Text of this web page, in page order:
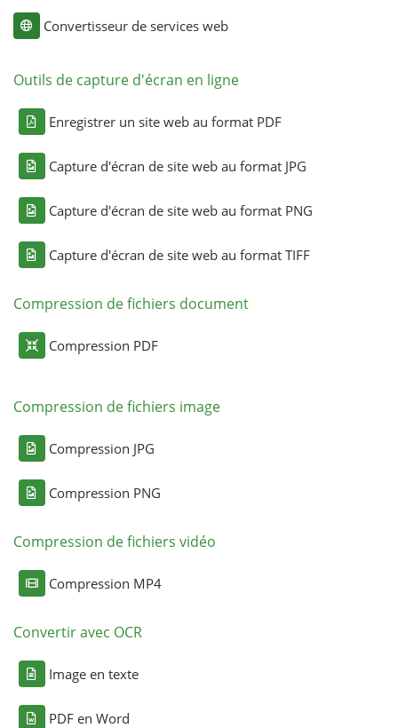
Convertisseur de services web
Outils de capture d'écran en ligne
Enregistrer un site web au format PDF
Capture d'écran de site web au format JPG
Capture d'écran de site web au format PNG
Capture d'écran de site web au format TIFF
Compression de fichiers document
Compression PDF
Compression de fichiers image
Compression JPG
Compression PNG
Compression de fichiers vidéo
Compression MP4
Convertir avec OCR
Image en texte
PDF en Word